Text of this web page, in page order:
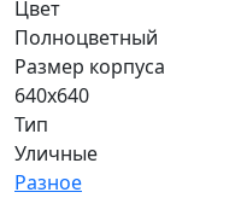
Цвет
Полноцветный
Размер корпуса
640x640
Тип
Уличные
Разное